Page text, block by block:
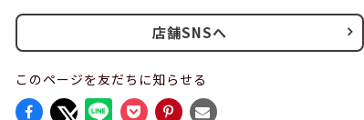
店舗SNSへ
このページを友だちに知らせる